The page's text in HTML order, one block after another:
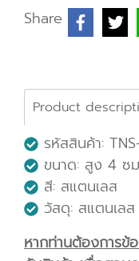
Share
Product
รหัสสินค้า:
ขนาด: สูง 4 ซ
สี: สแตนเลส
วัสดุ: สแตนเลส
หากท่านต้องการข้